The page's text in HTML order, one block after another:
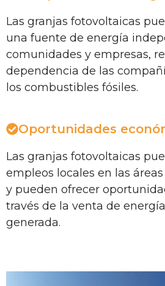
Las granjas fotovoltaicas
una fuente de energía
comunidades y empresas,
dependencia de las
los combustibles fósiles.
Oportunidades
Las granjas fotovoltaicas
empleos locales en las
y pueden ofrecer
través de la venta de
generada.